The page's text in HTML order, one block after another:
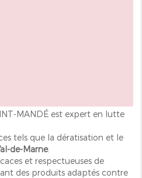
MANDÉ est expert en lutte
tels que la dératisation et le
de-Marne.
et respectueuses de
des produits adaptés contre